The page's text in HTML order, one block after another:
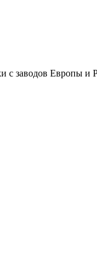
с заводов Европы и